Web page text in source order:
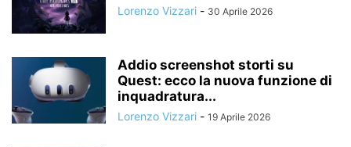
Lorenzo Vizzari - 30 Aprile 2026
Addio screenshot storti su
Quest: ecco la nuova funzione di
inquadratura...
Lorenzo Vizzari - 19 Aprile 2026